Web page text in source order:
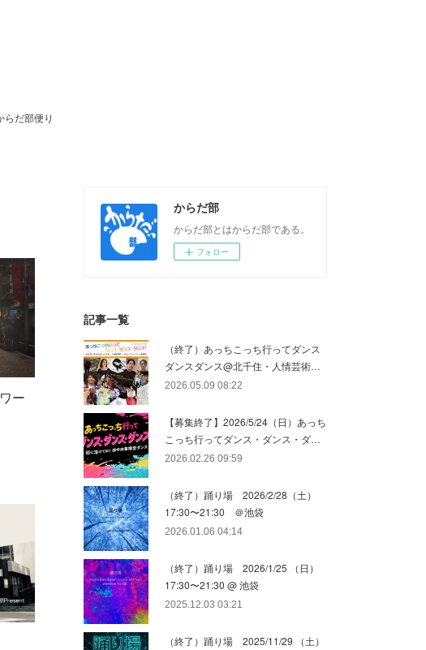
らだ部便り
ー
からだ部
からだ部とはからだ部である。
フォロー
記事一覧
（終了）あっちこっち行ってダンス
ダンスダンス@北千住・人情芸術…
2026.05.09 08:22
【募集終了】2026/5/24（日）あっち
こっち行ってダンス・ダンス・ダ…
2026.02.26 09:59
（終了）踊り場 2026/2/28（土）
17:30〜21:30 ＠池袋
2026.01.06 04:14
（終了）踊り場 2026/1/25 （日）
17:30〜21:30 @ 池袋
2025.12.03 03:21
（終了）踊り場 2025/11/29 （土）